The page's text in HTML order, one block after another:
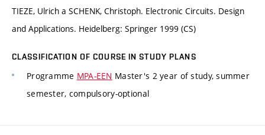
TIEZE, Ulrich a SCHENK, Christoph. Electronic Circuits. Design
and Applications. Heidelberg: Springer 1999 (CS)
CLASSIFICATION OF COURSE IN STUDY PLANS
Programme MPA-EEN Master's 2 year of study, summer
semester, compulsory-optional